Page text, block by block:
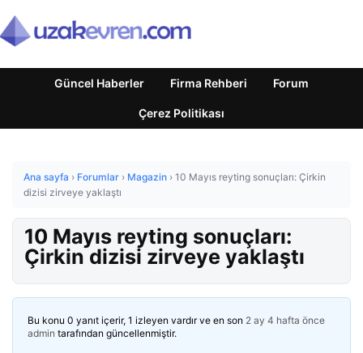
Güncel Haberler Firma Rehberi Forum
Çerez Politikası
Ana sayfa › Forumlar › Magazin › 10 Mayıs reyting sonuçları: Çirkin
dizisi zirveye yaklaştı
10 Mayıs reyting sonuçları:
Çirkin dizisi zirveye yaklaştı
Bu konu 0 yanıt içerir, 1 izleyen vardır ve en son 2 ay 4 hafta önce
admin tarafından güncellenmiştir.